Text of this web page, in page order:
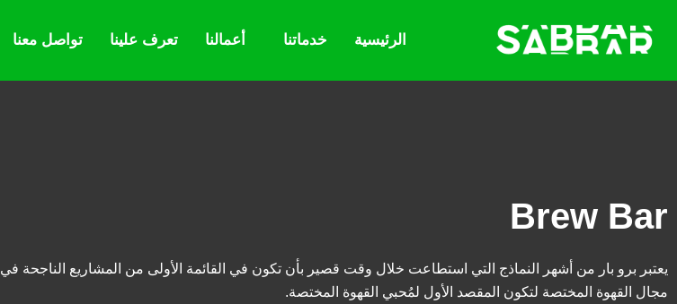
الرئيسية خدماتنا أعمالنا تعرف علينا تواصل معنا
Brew Bar
يعتبر برو بار من أشهر النماذج التي استطاعت خلال وقت قصير بأن تكون في القائمة الأولى من المشاريع الناجحة في
مجال القهوة المختصة لتكون المقصد الأول لمُحبي القهوة المختصة.